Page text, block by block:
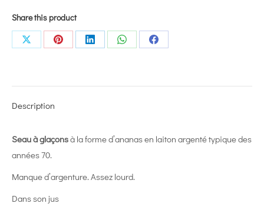
Share this product
Share
Share
Share
Share
Share
Description
Seau à glaçonsà la forme d’ananas en laiton argenté typique des
années 70.
Manque d’argenture. Assez lourd.
Dans son jus